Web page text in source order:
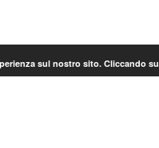
sul nostro sito. Cliccando su